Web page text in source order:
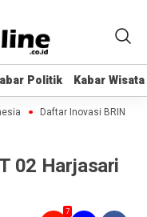
Politik Kabar Wisata
Politik Kabar Wisata
Daftar Inovasi BRIN
02 Harjasari
7